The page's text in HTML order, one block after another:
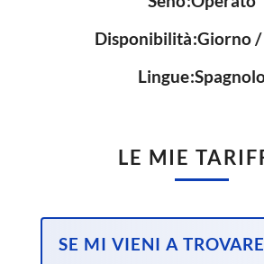
Disponibilità Giorno
Lingue
LE MIE
SE MI VIENI A TROVARE